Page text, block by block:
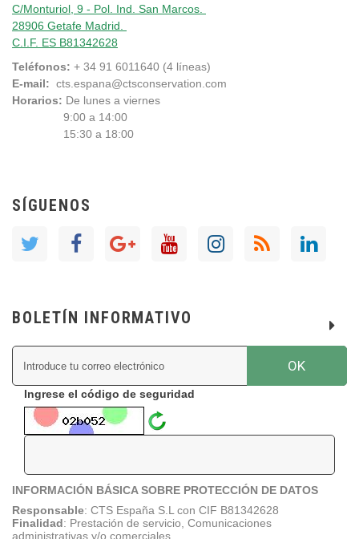
C/Monturiol, 9 - Pol. Ind. San Marcos.
28906 Getafe Madrid.
C.I.F. ES B81342628
Teléfonos: + 34 91 6011640 (4 líneas)
E-mail: cts.espana@ctsconservation.com
Horarios: De lunes a viernes
9:00 a 14:00
15:30 a 18:00
SÍGUENOS
BOLETÍN INFORMATIVO
OK
Ingrese el código de seguridad
INFORMACIÓN BÁSICA SOBRE PROTECCIÓN DE DATOS
Responsable: CTS España S.L con CIF B81342628
Finalidad: Prestación de servicio, Comunicaciones
administrativas y/o comerciales.